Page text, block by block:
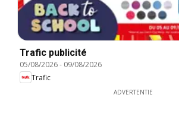
Trafic publicité
05/08/2026- 09/08/2026
Trafic
ADVERTENTIE